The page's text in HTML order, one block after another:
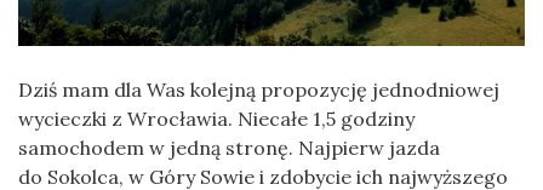
Dziś mam dla Was kolejną propozycję jednodniowej
wycieczki z Wrocławia. Niecałe 1,5 godziny
samochodem w jedną stronę. Najpierw jazda
do Sokolca, w Góry Sowie i zdobycie ich najwyższego